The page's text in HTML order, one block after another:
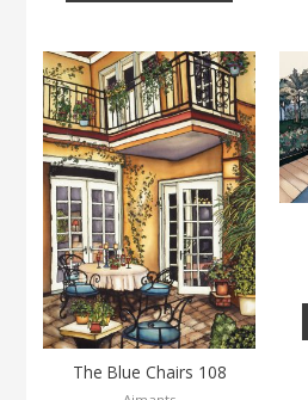
The Blue Chairs 108